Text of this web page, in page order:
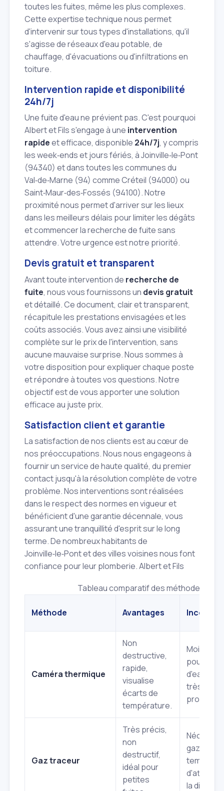
toutes les fuites, même les plus complexes.
Cette expertise technique nous permet
d'intervenir sur tous types d'installations, qu'il
s'agisse de réseaux d'eau potable, de
chauffage, d'évacuations ou d'infiltrations en
toiture.
Intervention rapide et disponibilité
24h/7j
Une fuite d'eau ne prévient pas. C'est pourquoi
Albert et Fils s'engage à une intervention
rapideet efficace, disponible 24h/7j, y compris
les week‑ends et jours fériés, à Joinville‑le‑Pont
(94340) et dans toutes les communes du
Val‑de‑Marne (94) comme Créteil (94000) ou
Saint‑Maur‑des‑Fossés (94100). Notre
proximité nous permet d'arriver sur les lieux
dans les meilleurs délais pour limiter les dégâts
et commencer la recherche de fuite sans
attendre. Votre urgence est notre priorité.
Devis gratuit et transparent
Avant toute intervention de recherche de
fuite, nous vous fournissons un devis gratuit
et détaillé. Ce document, clair et transparent,
récapitule les prestations envisagées et les
coûts associés. Vous avez ainsi une visibilité
complète sur le prix de l'intervention, sans
aucune mauvaise surprise. Nous sommes à
votre disposition pour expliquer chaque poste
et répondre à toutes vos questions. Notre
objectif est de vous apporter une solution
efficace au juste prix.
Satisfaction client et garantie
La satisfaction de nos clients est au cœur de
nos préoccupations. Nous nous engageons à
fournir un service de haute qualité, du premier
contact jusqu'à la résolution complète de votre
problème. Nos interventions sont réalisées
dans le respect des normes en vigueur et
bénéficient d'une garantie décennale, vous
assurant une tranquillité d'esprit sur le long
terme. De nombreux habitants de
Joinville‑le‑Pont et des villes voisines nous font
confiance pour leur plomberie. Albert et Fils
Tableau comparatif des méthodes de
Méthode Avantages
Caméra thermique
Non
destructive,
rapide,
visualise
écarts de
température.
Moins
pour les
d'eau
très
Gaz traceur
Très précis,
non
destructif,
idéal pour
petites
gaz
temps
d'attente
la